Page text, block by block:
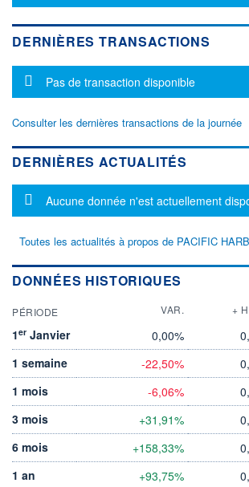
DERNIÈRES TRANSACTIONS
Message d'information
Pas de transaction disponible
Consulter les dernières transactions de la journée
DERNIÈRES ACTUALITÉS
Message d'information
Aucune donnée n'est actuellement
Toutes les actualités à propos de PACIFIC
DONNÉES HISTORIQUES
PÉRIODE VAR. +
1er Janvier 0,00%
1 semaine
-22,50%
1 mois
-6,06%
3 mois
+31,91%
6 mois
+158,33%
1 an
+93,75%